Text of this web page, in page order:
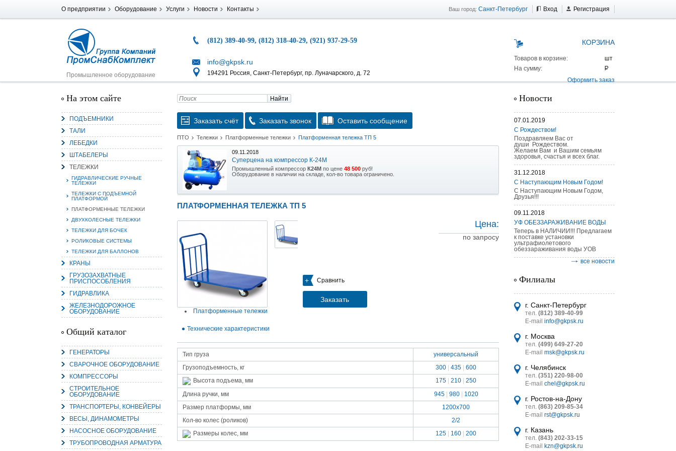
О предприятии Оборудование Услуги Новости Контакты Ваш город: Санкт-Петербург Вход Регистрация
Промышленное оборудование
(812) 389-40-99, (812) 318-40-29, (921) 937-29-59
info@gkpsk.ru
194291 Россия, Санкт-Петербург, пр. Луначарского, д. 72
КОРЗИНА
Товаров в корзине:
На сумму:
Оформить заказ
На этом сайте
ПОДЪЕМНИКИ
ТАЛИ
ЛЕБЕДКИ
ШТАБЕЛЕРЫ
ТЕЛЕЖКИ
ГИДРАВЛИЧЕСКИЕ РУЧНЫЕ
ТЕЛЕЖКИ
ТЕЛЕЖКИ С ПОДЪЕМНОЙ
ПЛАТФОРМОЙ
ПЛАТФОРМЕННЫЕ ТЕЛЕЖКИ
ДВУХКОЛЕСНЫЕ ТЕЛЕЖКИ
ТЕЛЕЖКИ ДЛЯ БОЧЕК
РОЛИКОВЫЕ СИСТЕМЫ
ТЕЛЕЖКИ ДЛЯ БАЛЛОНОВ
КРАНЫ
ГРУЗОЗАХВАТНЫЕ
ПРИСПОСОБЛЕНИЯ
ГИДРАВЛИКА
ЖЕЛЕЗНОДОРОЖНОЕ
ОБОРУДОВАНИЕ
Общий каталог
ГЕНЕРАТОРЫ
СВАРОЧНОЕ ОБОРУДОВАНИЕ
КОМПРЕССОРЫ
СТРОИТЕЛЬНОЕ
ОБОРУДОВАНИЕ
ТРАНСПОРТЕРЫ, КОНВЕЙЕРЫ
ВЕСЫ, ДИНАМОМЕТРЫ
НАСОСНОЕ ОБОРУДОВАНИЕ
ТРУБОПРОВОДНАЯ АРМАТУРА
Найти
Заказать счёт Заказать звонок Оставить сообщение
ПТО Тележки Платформенные тележки Платформенная тележка ТП 5
09.11.2018
Суперцена на компрессор К-24М
Промышленный компрессор К24М по цене 48 500 руб!
Оборудование в наличии на складе, кол-во товара ограничено.
15.10.2018
Уникальная возможность приобрести (в наличии на складе) тележку гидравлическую AS 25 г/п
Новое поступление на склад насосов
Насосы Calpeda в НАЛИЧИИ
15.01.2018
Ручные насосы НБУ без торговой наценки!
Поступление насосов НБУ 700-02 на склад в Спб. Купите сегодня по цене производителя!
Насос бочковой универсальный НБУ 700-02 предназначен для перекачивания пищевых растительных
масел из бочек и других емкостей и соответствует государственным санитарно-эпидемеологическим
правилам и нормам.
15.01.2018
Оборудование в наличии на складе!!! Цены фиксированы!
Акция на Пневмонагнетатель ТОПОЛЬ 300 ТРАНСМИКС и Растворосмеситель
СКАУТ MINI
Цены на
Растворосмеситель СКАУТ MINI
снижены!
Товар имеется в наличии на складе.
28.02.2017
Наклонный подъемник Minor Escalera по цене 2014 года
Оборудование в наличии на складе.
Стоимость 260 000 руб!
ПЛАТФОРМЕННАЯ ТЕЛЕЖКА ТП 5
Сравнить
Заказать
Цена:
по запросу
Платформенные тележки
Технические характеристики
Тип груза
универсальный
Грузоподъемность, кг
300 435
600
Высота подъема, мм
175 210
250
Длина ручки, мм
945| 980|
1020
Размер платформы, мм
1200x700
Кол-во колес (роликов)
2/2
Размеры колес, мм
125 160 200
Новости
07.01.2019
С Рождеством!
Поздравляем Вас от
души Рождеством.
Желаем Вам и Вашим семьям
здоровья, счастья и всех благ.
31.12.2018
С Наступающим Новым Годом!
С Наступающим Новым Годом,
Друзья!!!
09.11.2018
УФ ОБЕЗЗАРАЖИВАНИЕ ВОДЫ
Теперь в НАЛИЧИИ!!! Предлагаем
к поставке установки
ультрафиолетового
обеззараживания воды УОВ
все новости
Филиалы
г. Санкт-Петербург
тел. (812) 389-40-99
E-mail info@gkpsk.ru
г. Москва
тел. (499) 649-27-20
E-mail msk@gkpsk.ru
г. Челябинск
тел. (351) 220-98-00
E-mail chel@gkpsk.ru
г. Ростов-на-Дону
тел. (863) 209-85-34
E-mail rst@gkpsk.ru
г. Казань
тел. (843) 202-33-15
E-mail
kzn@gkpsk.ru